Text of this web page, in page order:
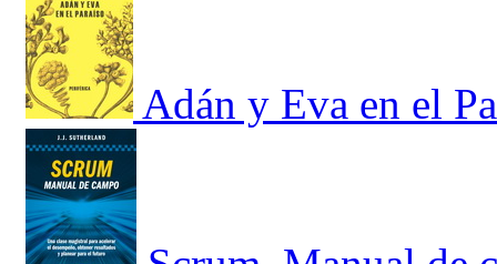
Adán y Eva en el